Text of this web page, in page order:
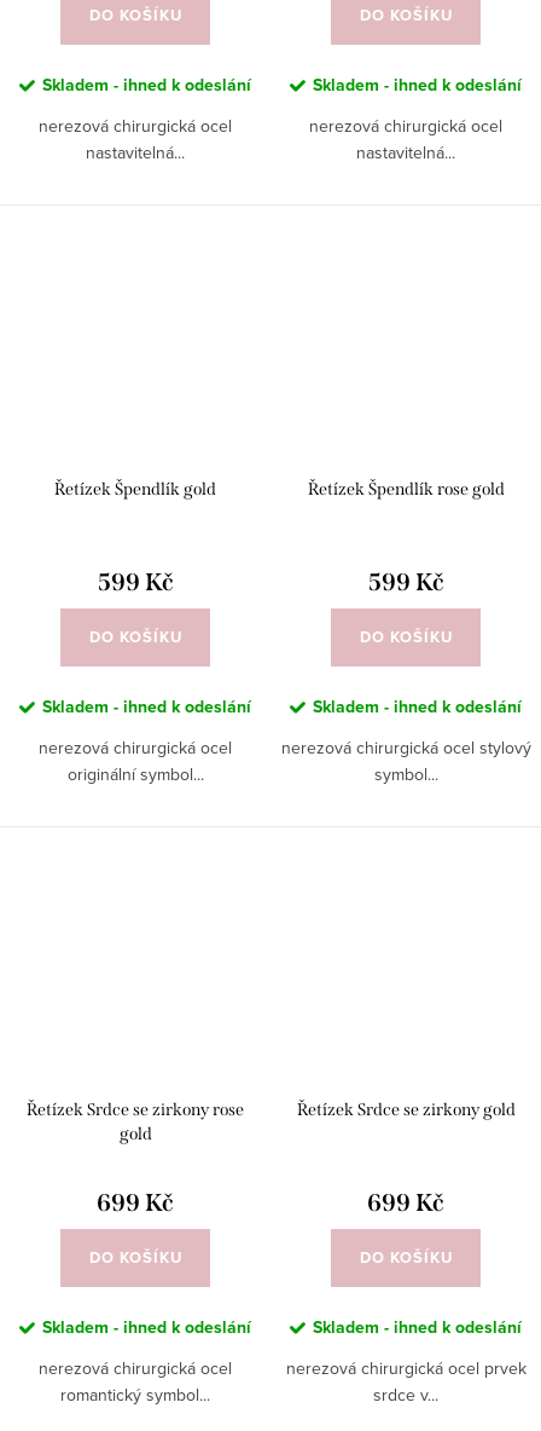
DO KOŠÍKU
Skladem - ihned k odeslání
nerezová chirurgická ocel
nastavitelná...
DO KOŠÍKU
Skladem - ihned k odeslání
nerezová chirurgická ocel
nastavitelná...
Řetízek Špendlík gold
599 Kč
DO KOŠÍKU
Skladem - ihned k odeslání
nerezová chirurgická ocel
originální symbol...
Řetízek Špendlík rose gold
599 Kč
DO KOŠÍKU
Skladem - ihned k odeslání
nerezová chirurgická ocel stylový
symbol...
Řetízek Srdce se zirkony rose
gold
699 Kč
DO KOŠÍKU
Skladem - ihned k odeslání
nerezová chirurgická ocel
romantický symbol...
Řetízek Srdce se zirkony gold
699 Kč
DO KOŠÍKU
Skladem - ihned k odeslání
nerezová chirurgická ocel prvek
srdce v...